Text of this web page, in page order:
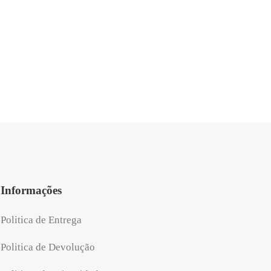
Informações
Politica de Entrega
Politica de Devolução